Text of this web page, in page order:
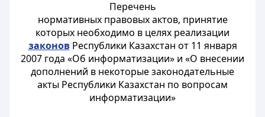
Перечень
нормативных правовых актов, принятие
которых необходимо в целях реализации
законовРеспублики Казахстан от 11 января
2007 года «Об информатизации» и «О внесении
дополнений в некоторые законодательные
акты Республики Казахстан по вопросам
информатизации»